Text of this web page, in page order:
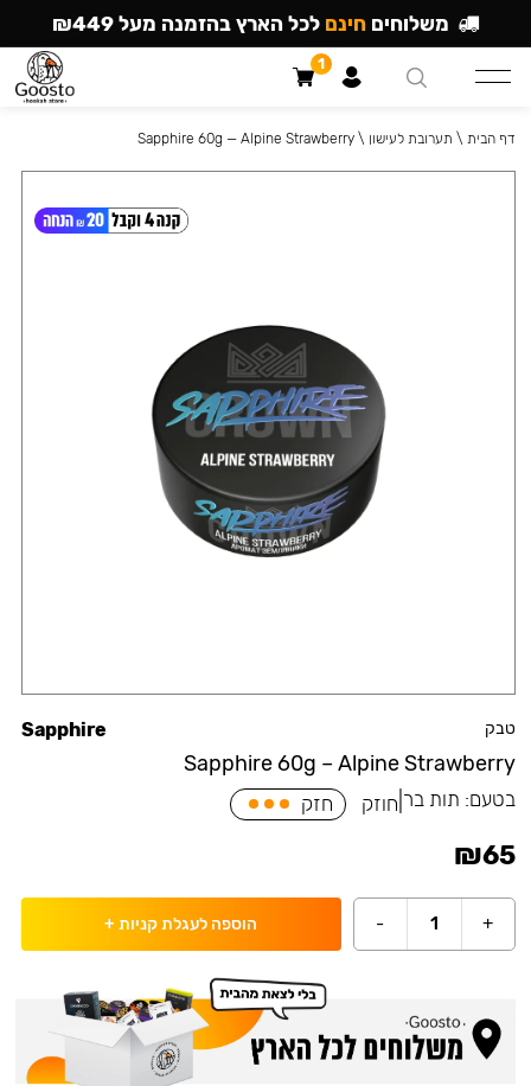
טבק
Sapphire 60g – Alpine Strawberry
Sapphire
בטעם: תות בר חוזק חזק
₪65
+
1
- הוספה לעגלת קניות +
דף הבית \ תערובת לעישון \
Sapphire 60g — Alpine Strawberry
משלוחים חינם לכל הארץ בהזמנה מעל ₪449
1